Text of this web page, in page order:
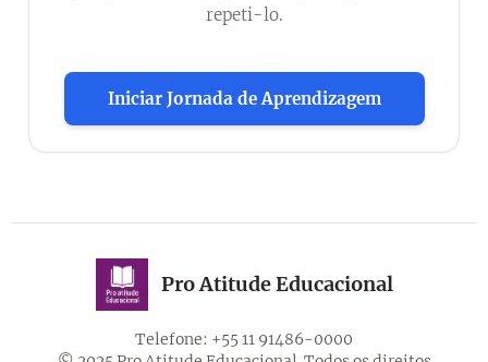
repeti-lo.
Iniciar Jornada de Aprendizagem
Pro Atitude Educacional
Telefone: +55 11 91486-0000